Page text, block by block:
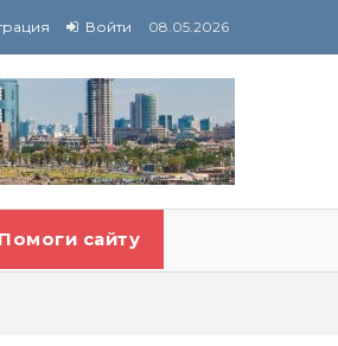
Войти 08.05.2026
Помоги сайту